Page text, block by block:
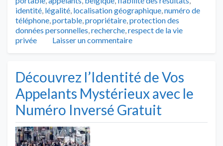
identité, légalité, localisation géographique,numéro de
téléphone,portable,propriétaire,protection des
données personnelles,recherche,respect de la vie
privée
Laisser un commentaire
Découvrez l’Identité de Vos
Appelants Mystérieux avec le
Numéro Inversé Gratuit